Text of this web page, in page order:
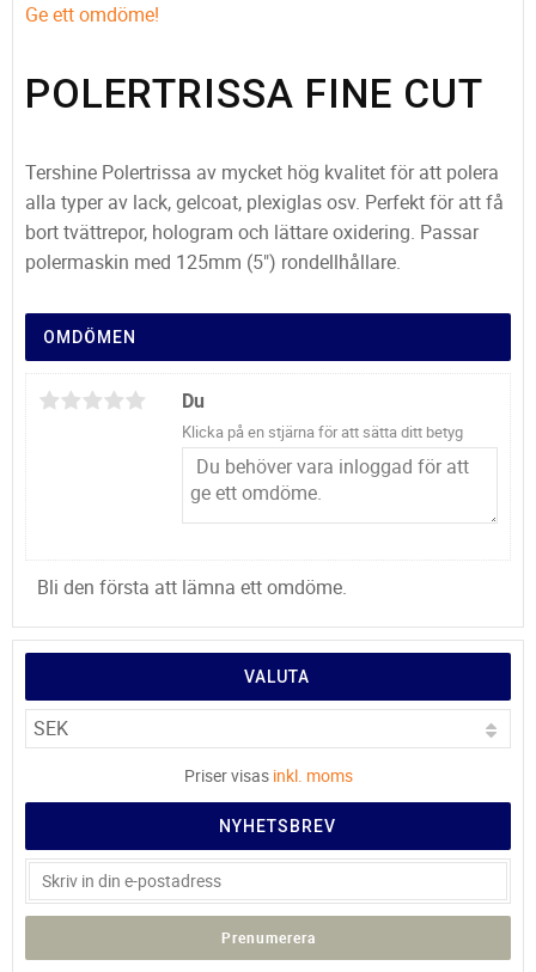
Ge ett omdöme!
POLERTRISSA FINE CUT
Tershine Polertrissa av mycket hög kvalitet för att polera
alla typer av lack, gelcoat, plexiglas osv. Perfekt för att få
bort tvättrepor, hologram och lättare oxidering. Passar
polermaskin med 125mm (5") rondellhållare.
OMDÖMEN
Du
Klicka på en stjärna för att sätta ditt betyg
Bli den första att lämna ett omdöme.
VALUTA
Priser visas inkl. moms
NYHETSBREV
Prenumerera